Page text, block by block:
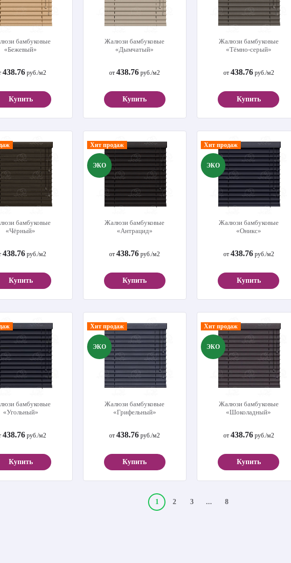
бамбуковые
«Бежевый»
438.76руб./м2
Купить
Жалюзи бамбуковые
«Дымчатый»
от438.76 руб./м2
Купить
Жалюзи бамбуковые
«Тёмно-серый»
от 438.76руб./м2
Купить
бамбуковые
«Чёрный»
438.76руб./м2
Купить
Хит продаж
ЭКО
Жалюзи бамбуковые
«Антрацид»
от438.76 руб./м2
Купить
Хит продаж
ЭКО
Жалюзи бамбуковые
«Оникс»
от 438.76руб./м2
Купить
бамбуковые
«Угольный»
438.76руб./м2
Купить
Хит продаж
ЭКО
Жалюзи бамбуковые
«Грифельный»
от438.76 руб./м2
Купить
Хит продаж
ЭКО
Жалюзи бамбуковые
«Шоколадный»
от 438.76руб./м2
Купить
1 2 3 ... 8